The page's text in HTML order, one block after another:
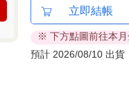
立即結帳
※ 下方點圖前往本
預計 2026/08/10 出貨